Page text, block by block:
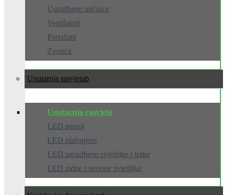
Ugradbene utičnice
Ventilatori
Portafoni
Zvonca
Unutarnja rasvjeta
Unutarnja rasvjeta
LED paneli
LED plafonjere
LED ugradbene svjetiljke i trake
LED zidne i stropne svjetiljke